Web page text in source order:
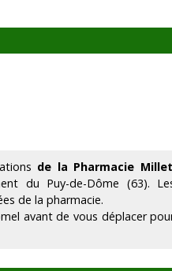
de la Pharmacie
du Puy-de-Dôme (63).
de la pharmacie.
avant de vous déplacer